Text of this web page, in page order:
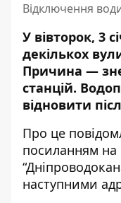
Відключення
У вівторок, 3
декількох
Причина —
станцій.
відновити
Про це
посиланням на
наступними